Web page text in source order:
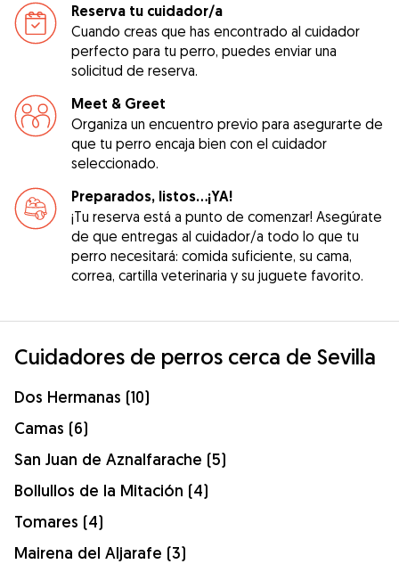
Reserva tu cuidador/a
Cuando creas que has encontrado al cuidador
perfecto para tu perro, puedes enviar una
solicitud de reserva.
Meet & Greet
Organiza un encuentro previo para asegurarte de
que tu perro encaja bien con el cuidador
seleccionado.
Preparados, listos...¡YA!
¡Tu reserva está a punto de comenzar! Asegúrate
de que entregas al cuidador/a todo lo que tu
perro necesitará: comida suficiente, su cama,
correa, cartilla veterinaria y su juguete favorito.
Cuidadores de perros cerca de Sevilla
Dos Hermanas (10)
Camas (6)
San Juan de Aznalfarache (5)
Bollullos de la Mitación (4)
Tomares (4)
Mairena del Aljarafe (3)